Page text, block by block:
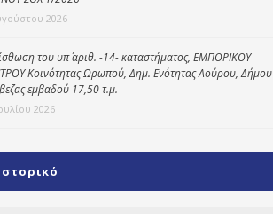
2026
του υπ΄ αριθ. -14- καταστήματος, ΕΜΠΟΡΙΚΟΥ
Κοινότητας Ωρωπού, Δημ. Ενότητας Λούρου, Δήμου
εμβαδού 17,50 τ.μ.
2026